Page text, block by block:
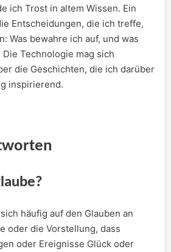
ich Trost in altem Wissen. Ein
​Entscheidungen, die ⁣ich treffe,
‍Was bewahre ich auf, und was
Technologie mag sich
die Geschichten, die ich darüber
inspirierend.
häufig auf den Glauben an
oder die Vorstellung, dass
oder Ereignisse Glück oder